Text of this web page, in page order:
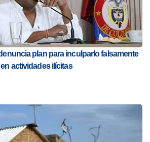
plan para inculparlo falsamente
en actividades ilícitas